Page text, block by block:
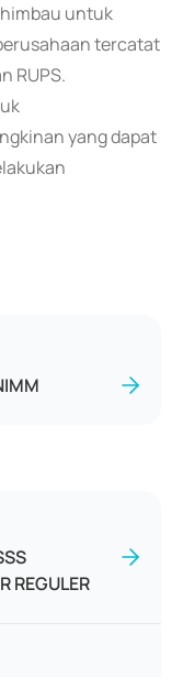
untuk
tercatat
RUPS.
yang dapat
REGULER